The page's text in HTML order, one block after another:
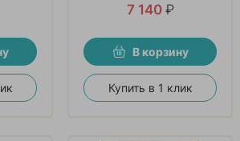
7 140 ₽
В корзину
Купить в 1 клик